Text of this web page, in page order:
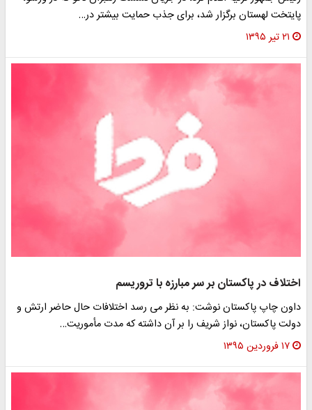
پایتخت لهستان برگزار شد، برای جذب حمایت بیشتر در…
۲۱ تیر ۱۳۹۵
اختلاف در پاکستان بر سر مبارزه با تروریسم
داون چاپ پاکستان نوشت: به نظر می رسد اختلافات حال حاضر ارتش و
دولت پاکستان، نواز شریف را بر آن داشته که مدت مأموریت…
۱۷ فروردین ۱۳۹۵